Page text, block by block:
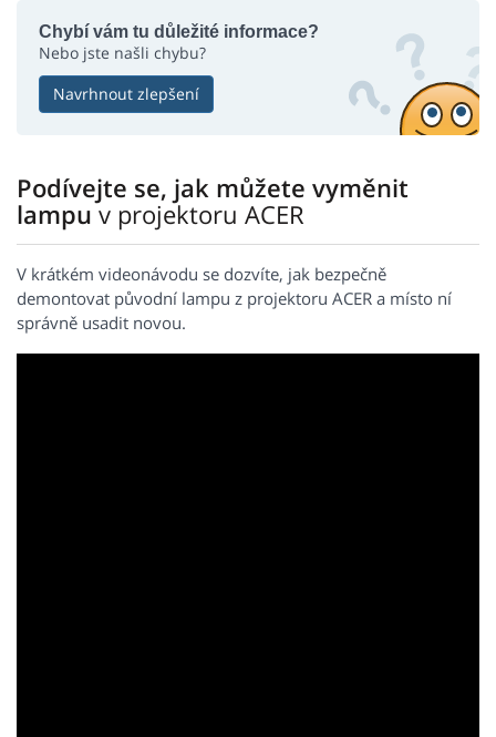
Chybí vám tu důležité informace?
Nebo jste našli chybu?
Navrhnout zlepšení
Podívejte se, jak můžete vyměnit
lampuv projektoru ACER
V krátkém videonávodu se dozvíte, jak bezpečně
demontovat původní lampu z projektoru ACER a místo ní
správně usadit novou.